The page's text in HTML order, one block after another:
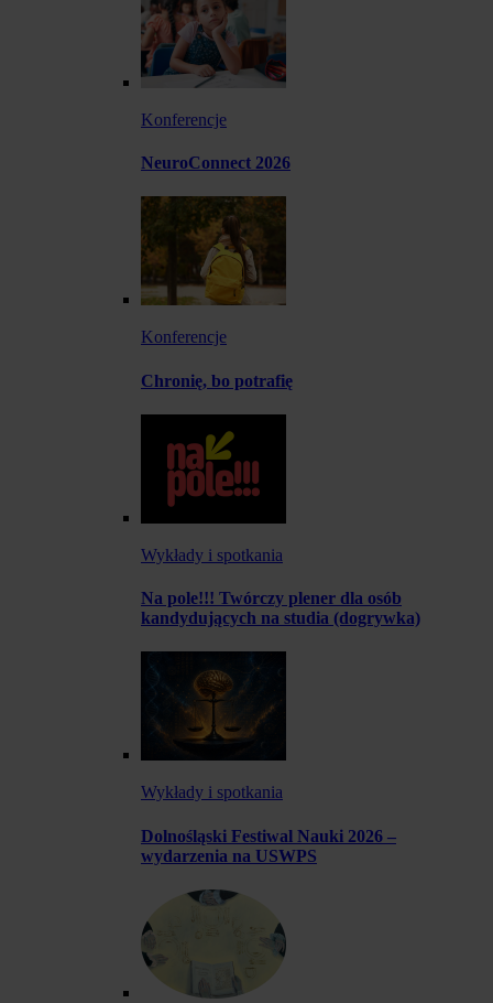
Konferencje
NeuroConnect 2026
Konferencje
Chronię, bo potrafię
Wykłady i spotkania
Na pole!!! Twórczy plener dla osób
kandydujących na studia (dogrywka)
Wykłady i spotkania
Dolnośląski Festiwal Nauki 2026 –
wydarzenia na USWPS